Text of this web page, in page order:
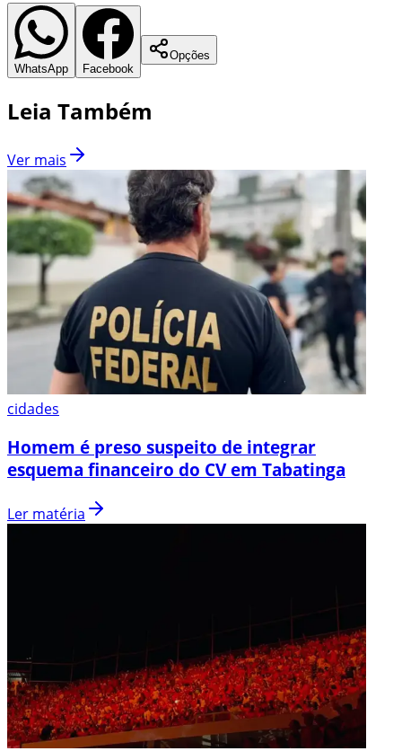
WhatsApp Facebook
Opções
Leia Também
Ver mais
cidades
Homem é preso suspeito de integrar
esquema financeiro do CV em Tabatinga
Ler matéria